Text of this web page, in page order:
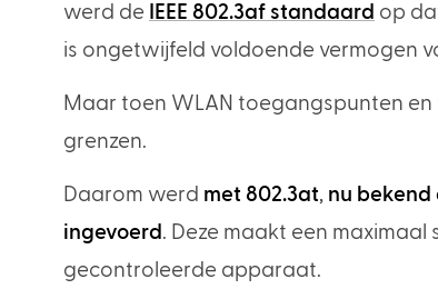
werd de
IEEE 802.3af standaard op
is ongetwijfeld voldoende vermogen
Maar toen WLAN toegangspunten
grenzen.
Daarom werd met 802.3at, nu bekend
ingevoerd . Deze maakt een
gecontroleerde apparaat.